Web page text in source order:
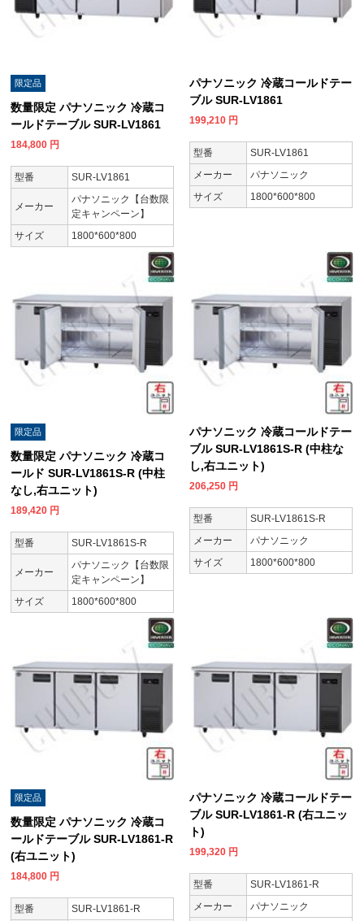
限定品
数量限定 パナソニック 冷蔵コ
ールドテーブル SUR-LV1861
184,800 円
型番 SUR-LV1861
メーカー
パナソニック【台数限
定キャンペーン】
サイズ
1800*600*800
パナソニック 冷蔵コールドテー
ブル SUR-LV1861
199,210 円
型番
SUR-LV1861
メーカー
パナソニック
サイズ
1800*600*800
限定品
数量限定 パナソニック 冷蔵コ
ールド SUR-LV1861S-R (中柱
なし,右ユニット)
189,420 円
型番 SUR-LV1861S-R
メーカー
パナソニック【台数限
定キャンペーン】
サイズ
1800*600*800
パナソニック 冷蔵コールドテー
ブル SUR-LV1861S-R (中柱な
し,右ユニット)
206,250 円
型番
SUR-LV1861S-R
メーカー
パナソニック
サイズ
1800*600*800
限定品
数量限定 パナソニック 冷蔵コ
ールドテーブル SUR-LV1861-R
(右ユニット)
184,800 円
型番 SUR-LV1861-R
パナソニック 冷蔵コールドテー
ブル SUR-LV1861-R (右ユニッ
ト)
199,320 円
型番
SUR-LV1861-R
メーカー
パナソニック